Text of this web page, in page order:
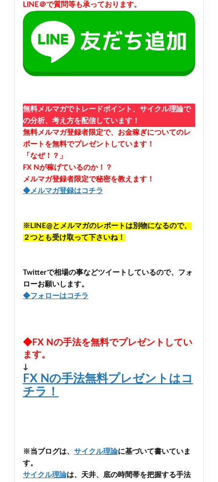
LINE＠で質問等も承っております。
無料メルマガでトレードポイント、サイクル理論で
の分析、考え方を配信しています！
無料メルマガ登録者限定で、お金稼ぎについてのレ
ポートを無料でプレゼントしています！
「なぜ！？」
FX Nが稼げているのか！？
メルマガ登録者限定で秘密を教えます！
◆メルマガ登録はコチラ
※LINE@とメルマガのレポートは別物になるので、
２つとも受け取って下さいね！
Twitterで相場の事などツイートしているので、フォ
ローお願いします。
◆フォローはコチラ
◆FX Nの手法を無料でプレゼントしてい
ます。
↓
FX Nの手法無料プレゼントはコ
チラ！
※当ブログは、 サイクル理論に基づいて書いていま
す。
サイクル理論は、天井、底の時間帯を把握する手法